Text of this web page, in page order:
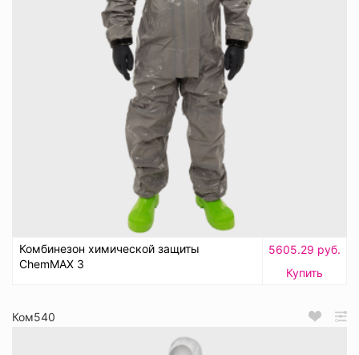
Комбинезон химической защиты
ChemMAX 3
5605.29 руб.
Купить
Ком540